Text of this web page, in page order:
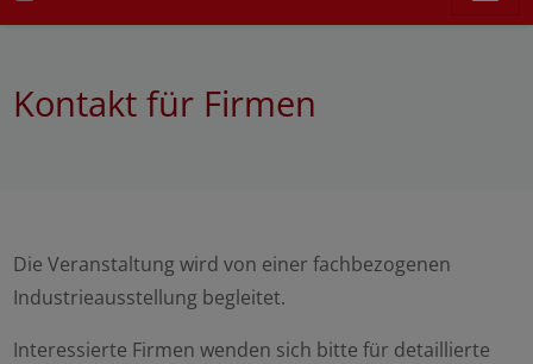
Kontakt für Firmen
Die Veranstaltung wird von einer fachbezogenen
Industrieausstellung begleitet.
Interessierte Firmen wenden sich bitte für detaillierte